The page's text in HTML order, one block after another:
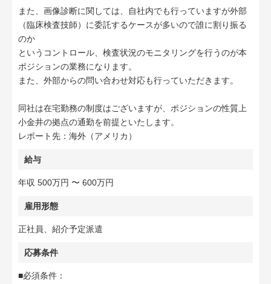
また、画像診断に関しては、自社内でも行っていますが外部
（臨床検査技師）に委託するケースが多いので誰に割り振る
のか
というコントロール、検査状況のモニタリングを行うのが本
ポジションの業務になります。
また、外部からの問い合わせ対応も行っていただきます。
同社は在宅勤務の制度はございますが、ポジションの性質上
小金井の拠点の通勤を前提といたします。
レポート先：海外（アメリカ）
給与
年収 500万円 〜 600万円
雇用形態
正社員、紹介予定派遣
応募条件
■必須条件：